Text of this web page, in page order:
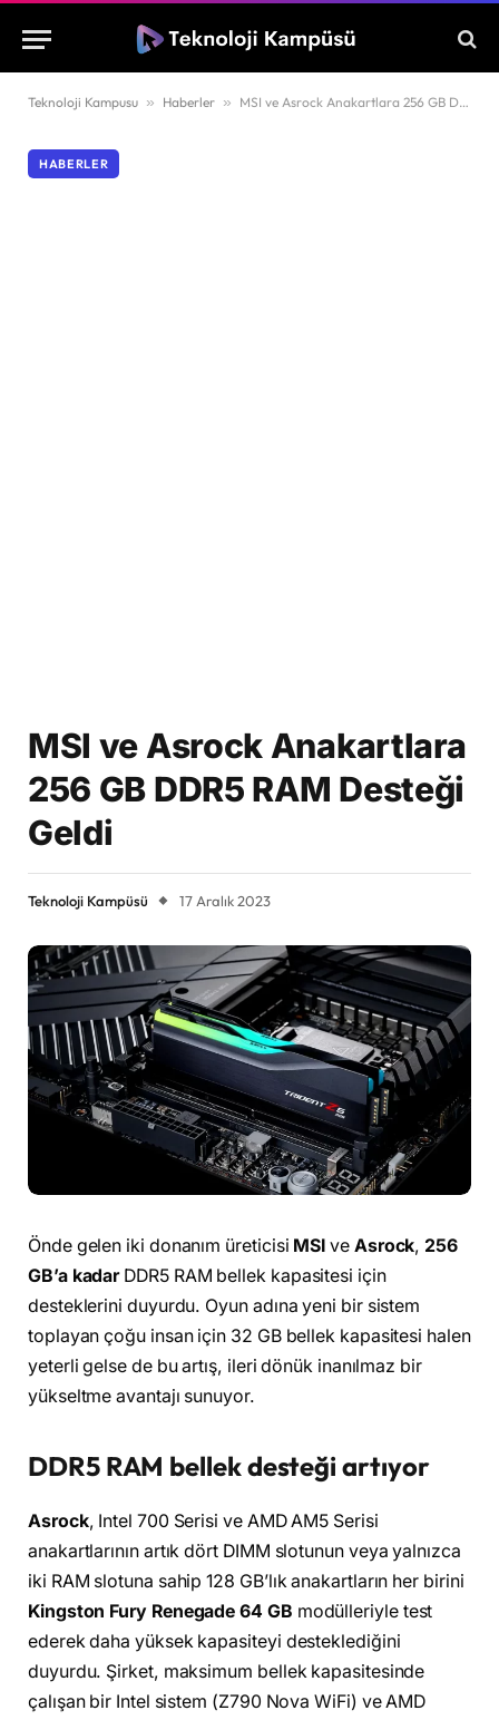
Teknoloji Kampusu » Haberler » MSI ve Asrock Anakartlara 256 GB DDR5 RAM Desteği Geldi
HABERLER
MSI ve Asrock Anakartlara
256 GB DDR5 RAM Desteği
Geldi
Teknoloji Kampüsü 17 Aralık 2023
Önde gelen iki donanım üreticisi MSI ve Asrock, 256
GB’a kadarDDR5 RAM bellek kapasitesi için
desteklerini duyurdu. Oyun adına yeni bir sistem
toplayan çoğu insan için 32 GB bellek kapasitesi halen
yeterli gelse de bu artış, ileri dönük inanılmaz bir
yükseltme avantajı sunuyor.
DDR5 RAM bellek desteği artıyor
Asrock, Intel 700 Serisi ve AMD AM5 Serisi
anakartlarının artık dört DIMM slotunun veya yalnızca
iki RAM slotuna sahip 128 GB’lık anakartların her birini
Kingston Fury Renegade 64 GB modülleriyle test
ederek daha yüksek kapasiteyi desteklediğini
duyurdu. Şirket, maksimum bellek kapasitesinde
çalışan bir Intel sistem (Z790 Nova WiFi) ve AMD